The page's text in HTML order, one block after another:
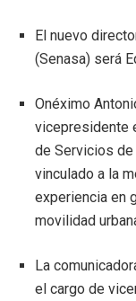
El nuevo
(Senasa) será
Onéximo
vicepresidente
de Servicios de
vinculado a la
experiencia en
movilidad
La
el cargo de